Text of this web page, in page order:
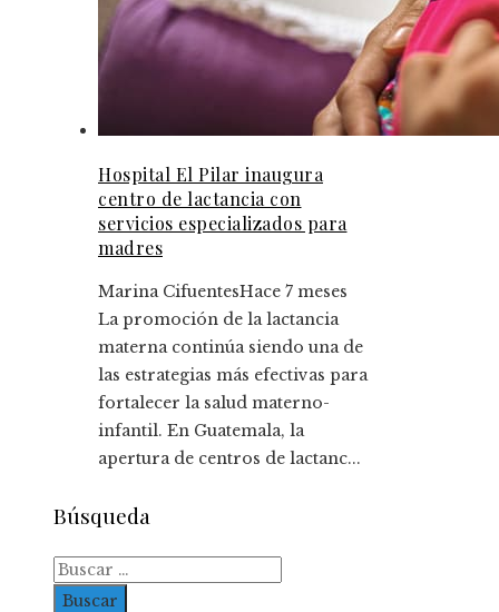
Hospital El Pilar inaugura
centro de lactancia con
servicios especializados para
madres
Marina CifuentesHace 7 meses
La promoción de la lactancia
materna continúa siendo una de
las estrategias más efectivas para
fortalecer la salud materno-
infantil. En Guatemala, la
apertura de centros de lactanc...
Búsqueda
Buscar: